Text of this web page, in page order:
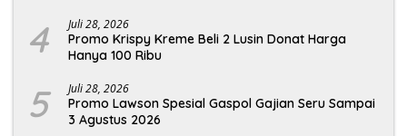
4 Juli 28, 2026
Promo Krispy Kreme Beli 2 Lusin Donat Harga
Hanya 100 Ribu
5 Juli 28, 2026
Promo Lawson Spesial Gaspol Gajian Seru Sampai
3 Agustus 2026